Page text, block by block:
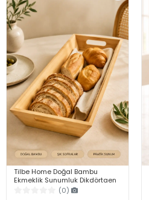
Tilbe Home Doğal Bambu
Ekmeklik Sunumluk Dikdörtgen
Kahvaltı ve Servis Sepeti
(0)